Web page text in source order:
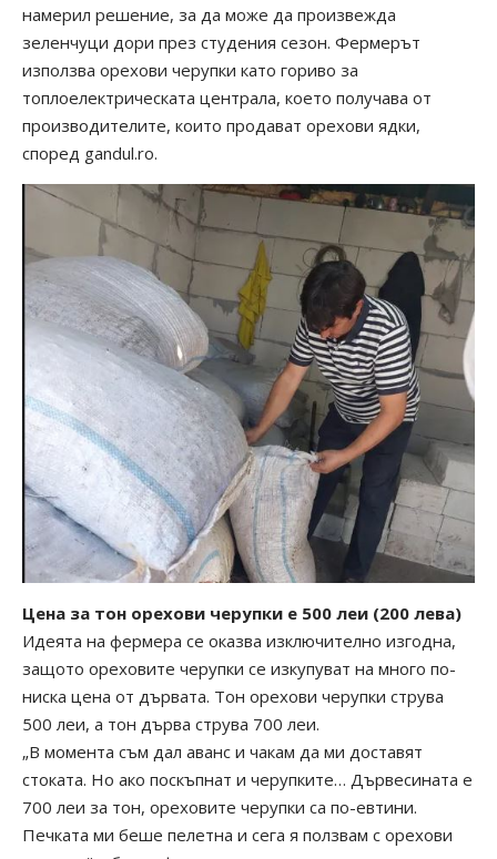
намерил решение, за да може да произвежда
зеленчуци дори през студения сезон. Фермерът
използва орехови черупки като гориво за
топлоелектрическата централа, което получава от
производителите, които продават орехови ядки,
според gandul.ro.
Цена за тон орехови черупки е 500 леи (200 лева)
Идеята на фермера се оказва изключително изгодна,
защото ореховите черупки се изкупуват на много по-
ниска цена от дървата. Тон орехови черупки струва
500 леи, а тон дърва струва 700 леи.
„В момента съм дал аванс и чакам да ми доставят
стоката. Но ако поскъпнат и черупките… Дървесината е
700 леи за тон, ореховите черупки са по-евтини.
Печката ми беше пелетна и сега я ползвам с орехови